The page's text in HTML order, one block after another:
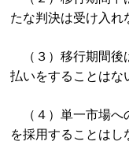
たな判決は受け入れ
（３）移行期間後
払いをすることはな
（４）単一市場へ
を採用することはし